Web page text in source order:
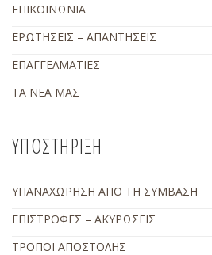
ΕΠΙΚΟΙΝΩΝΙΑ
ΕΡΩΤΗΣΕΙΣ – ΑΠΑΝΤΗΣΕΙΣ
ΕΠΑΓΓΕΛΜΑΤΙΕΣ
ΤΑ ΝΕΑ ΜΑΣ
ΥΠΟΣΤΗΡΙΞΗ
ΥΠΑΝΑΧΩΡΗΣΗ ΑΠΟ ΤΗ ΣΥΜΒΑΣΗ
ΕΠΙΣΤΡΟΦΕΣ – ΑΚΥΡΩΣΕΙΣ
ΤΡΟΠΟΙ ΑΠΟΣΤΟΛΗΣ